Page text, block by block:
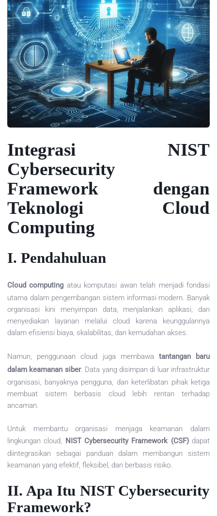
Integrasi NIST
Cybersecurity
Framework dengan
Teknologi Cloud
Computing
I. Pendahuluan
Cloud computing atau komputasi awan telah menjadi fondasi
utama dalam pengembangan sistem informasi modern. Banyak
organisasi kini menyimpan data, menjalankan aplikasi, dan
menyediakan layanan melalui cloud karena keunggulannya
dalam efisiensi biaya, skalabilitas, dan kemudahan akses.
Namun, penggunaan cloud juga membawa tantangan baru
dalam keamanan siber. Data yang disimpan di luar infrastruktur
organisasi, banyaknya pengguna, dan keterlibatan pihak ketiga
membuat sistem berbasis cloud lebih rentan terhadap
ancaman.
Untuk membantu organisasi menjaga keamanan dalam
lingkungan cloud, NIST Cybersecurity Framework (CSF)dapat
diintegrasikan sebagai panduan dalam membangun sistem
keamanan yang efektif, fleksibel, dan berbasis risiko.
II. Apa Itu NIST Cybersecurity
Framework?